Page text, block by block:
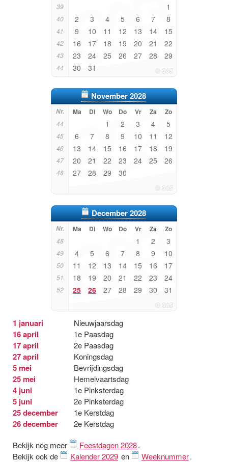
39 1
40 2 3 4 5 6 7 8
41 9 10 11 12 13 14 15
42 16 17 18 19 20 21 22
43 23 24 25 26 27 28 29
44 30 31
November 2028
Nr. Ma Di Wo Do Vr Za Zo
44 1 2 3 4 5
45 6 7 8 9 10 11 12
46 13 14 15 16 17 18 19
47 20 21 22 23 24 25 26
48 27 28 29 30
December 2028
Nr. Ma Di Wo Do Vr Za Zo
48 1 2 3
49 4 5 6 7 8 9 10
50 11 12 13 14 15 16 17
51 18 19 20 21 22 23 24
52 25 26 27 28 29 30 31
1 januari Nieuwjaarsdag
16 april 1e Paasdag
17 april 2e Paasdag
27 april Koningsdag
5 mei Bevrijdingsdag
25 mei Hemelvaartsdag
4 juni 1e Pinksterdag
5 juni 2e Pinksterdag
25 december 1e Kerstdag
26 december
2e Kerstdag
Bekijk nog meer
Feestdagen 2028.
Bekijk ook de
Kalender 2029 en Weeknummer.